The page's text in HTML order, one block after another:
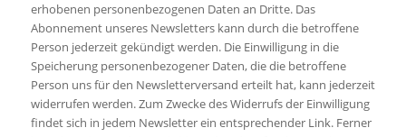
erhobenen personenbezogenen Daten an Dritte. Das
Abonnement unseres Newsletters kann durch die betroffene
Person jederzeit gekündigt werden. Die Einwilligung in die
Speicherung personenbezogener Daten, die die betroffene
Person uns für den Newsletterversand erteilt hat, kann jederzeit
widerrufen werden. Zum Zwecke des Widerrufs der Einwilligung
findet sich in jedem Newsletter ein entsprechender Link. Ferner